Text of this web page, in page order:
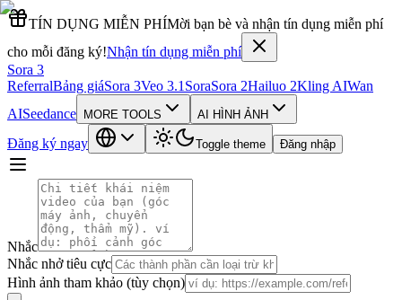
TÍN DỤNG MIỄN PHÍMời bạn bè và nhận tín dụng miễn phí
cho mỗi đăng ký!Nhận tín dụng miễn phí
Sora 3
ReferralBảng giáSora 3Veo 3.1 SoraSora 2Hailuo 2Kling AIWan
AISeedance MORE TOOLS AI HÌNH ẢNH
Đăng ký ngay Toggle theme Đăng nhập
Nhắc
Nhắc nhở tiêu cực
Hình ảnh tham khảo (tùy chọn)